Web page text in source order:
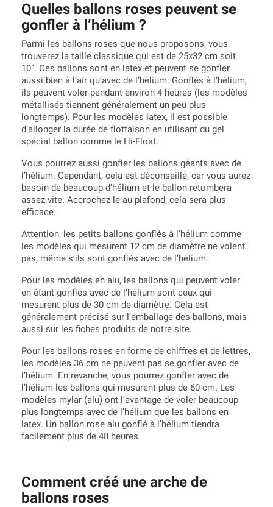
Quelles ballons roses peuvent se
gonfler à l’hélium ?
Parmi les ballons roses que nous proposons, vous
trouverez la taille classique qui est de 25x32 cm soit
10’’. Ces ballons sont en latex et peuvent se gonfler
aussi bien à l’air qu’avec de l’hélium. Gonflés à l’hélium,
ils peuvent voler pendant environ 4 heures (les modèles
métallisés tiennent généralement un peu plus
longtemps). Pour les modèles latex, il est possible
d’allonger la durée de flottaison en utilisant du gel
spécial ballon comme le Hi-Float.
Vous pourrez aussi gonfler les ballons géants avec de
l’hélium. Cependant, cela est déconseillé, car vous aurez
besoin de beaucoup d’hélium et le ballon retombera
assez vite. Accrochez-le au plafond, cela sera plus
efficace.
Attention, les petits ballons gonflés à l’hélium comme
les modèles qui mesurent 12 cm de diamètre ne volent
pas, même s’ils sont gonflés avec de l’hélium.
Pour les modèles en alu, les ballons qui peuvent voler
en étant gonflés avec de l’hélium sont ceux qui
mesurent plus de 30 cm de diamètre. Cela est
généralement précisé sur l’emballage des ballons, mais
aussi sur les fiches produits de notre site.
Pour les ballons roses en forme de chiffres et de lettres,
les modèles 36 cm ne peuvent pas se gonfler avec de
l’hélium. En revanche, vous pourrez gonfler avec de
l’hélium les ballons qui mesurent plus de 60 cm. Les
modèles mylar (alu) ont l’avantage de voler beaucoup
plus longtemps avec de l’hélium que les ballons en
latex. Un ballon rose alu gonflé à l’hélium tiendra
facilement plus de 48 heures.
Comment créé une arche de
ballons roses